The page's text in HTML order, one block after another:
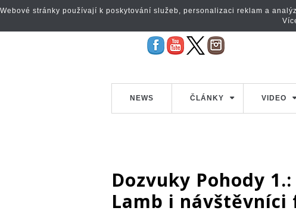
NEWS ČLÁNKY VIDEO
Dozvuky Pohody
Lamb i návštěvníci
Webové stránky používají k poskytování služeb, personalizaci reklam a